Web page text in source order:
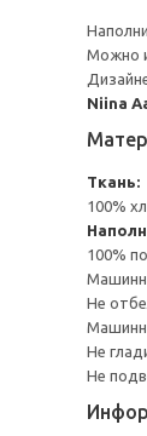
Можно
Niina
Ткань:
100%
100%
Не
Не
Не